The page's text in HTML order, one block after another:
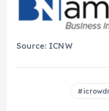
Source: ICNW